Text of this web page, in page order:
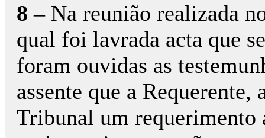
8 –Na reunião realizada
qual foi lavrada acta que
foram ouvidas as
assente que a
Tribunal um requerimento